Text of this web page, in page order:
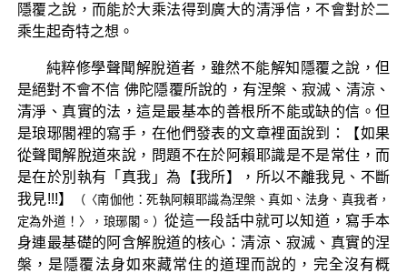
隱覆之說，而能於大乘法得到廣大的清淨信，不會對於二
乘生起奇特之想。
純粹修學聲聞解脫道者，雖然不能解知隱覆之說，但
是絕對不會不信 佛陀隱覆所說的，有涅槃、寂滅、清涼、
清淨、真實的法，這是最基本的善根所不能或缺的信。但
是琅琊閣裡的寫手，在他們發表的文章裡面說到：【如果
從聲聞解脫道來說，問題不在於阿賴耶識是不是常住，而
是在於別執有「真我」為【我所】，所以不離我見、不斷
我見!!!】
（〈南伽他：死執阿賴耶識為涅槃、真如、法身、真我者，
定為外道！〉，琅琊閣。）從這一段話中就可以知道，寫手本
身連最基礎的阿含解脫道的核心：清涼、寂滅、真實的涅
槃，是隱覆法身如來藏常住的道理而說的，完全沒有概